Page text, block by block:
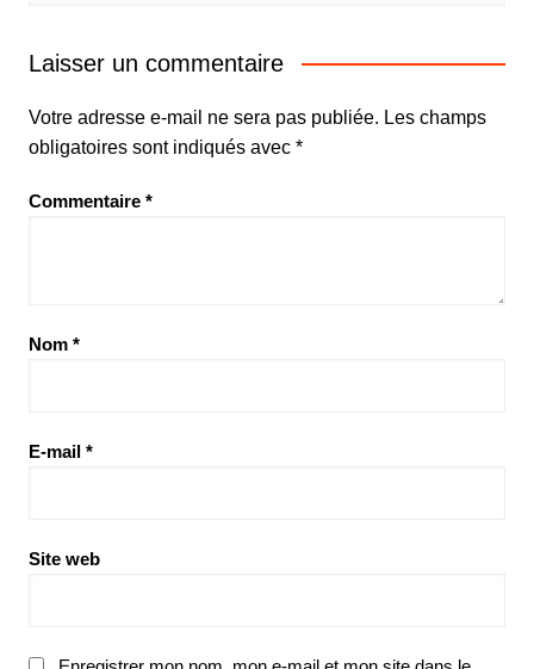
Laisser un commentaire
Votre adresse e-mail ne sera pas publiée. Les champs
obligatoires sont indiqués avec *
Commentaire *
Nom *
E-mail *
Site web